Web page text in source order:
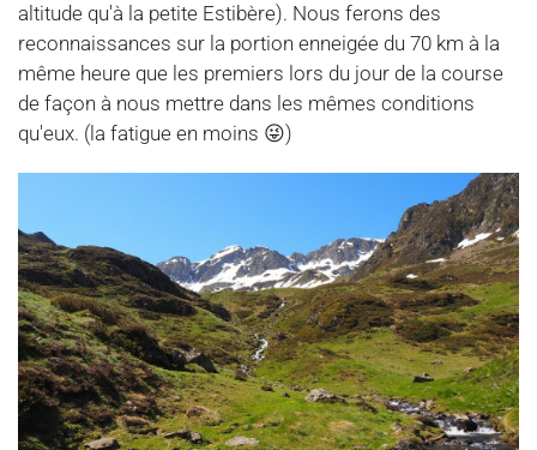
altitude qu'à la petite Estibère). Nous ferons des
reconnaissances sur la portion enneigée du 70 km à la
même heure que les premiers lors du jour de la course
de façon à nous mettre dans les mêmes conditions
qu'eux. (la fatigue en moins 😜)